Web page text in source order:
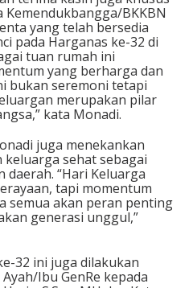
BKKBN
yang telah bersedia
pada Harganas ke-32 di
tuan rumah ini
yang berharga dan
bukan seremoni tetapi
merupakan pilar
kata Monadi.
juga menekankan
sehat sebagai
daerah. “Hari Keluarga
tapi momentum
semua akan peran penting
generasi unggul,”
32 ini juga dilakukan
Ibu GenRe kepada